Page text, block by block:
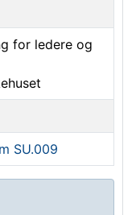
for ledere og
SU.009